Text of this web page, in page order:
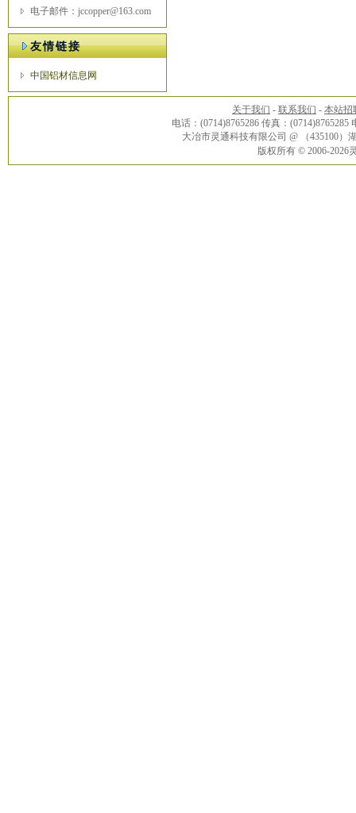
电子邮件：jccopper@163.com
友情链接
中国铝材信息网
关于我们 - 联系我们 - 本站招
电话：(0714)8765286 传真：(0714)8765285
大冶市灵通科技有限公司 @ （435100
版权所有 © 2006-2026